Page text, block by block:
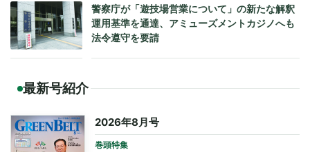
警察庁が「遊技場営業について」の新たな解釈
運用基準を通達、アミューズメントカジノへも
法令遵守を要請
最新号紹介
2026年8月号
巻頭特集